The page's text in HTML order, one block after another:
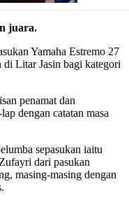
juara.
Yamaha Estremo 27
di Litar Jasin bagi kategori
penamat dan
dengan catatan masa
sepasukan iaitu
dari pasukan
masing-masing dengan